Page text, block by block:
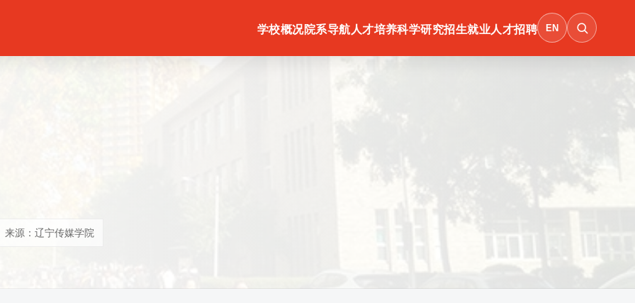
学校概况院系导航 人才培养科学研究招生就业人才招聘 EN
来源：辽宁传媒学院